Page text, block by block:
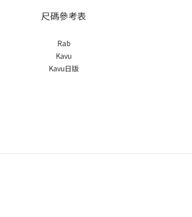
尺碼參考表
Rab
Kavu
Kavu日版